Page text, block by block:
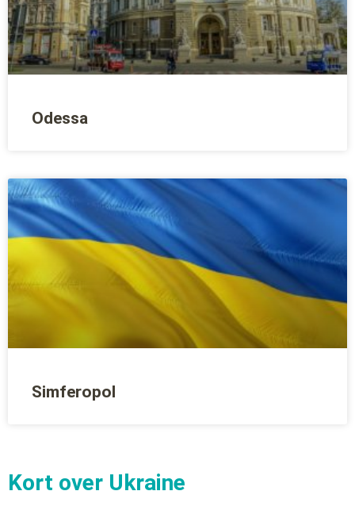
Odessa
Simferopol
Kort over Ukraine